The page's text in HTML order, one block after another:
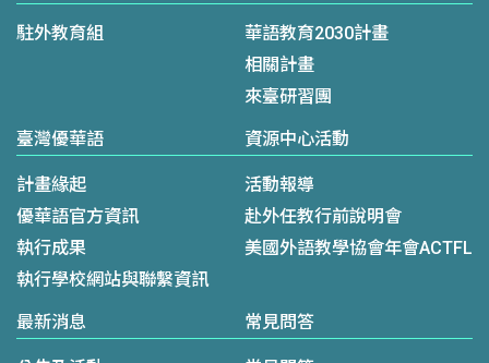
駐外教育組
華語教育2030計畫
相關計畫
來臺研習團
臺灣優華語
計畫緣起
優華語官方資訊
執行成果
執行學校網站與聯繫資訊
資源中心活動
活動報導
赴外任教行前說明會
美國外語教學協會年會ACTFL
最新消息 常見問答